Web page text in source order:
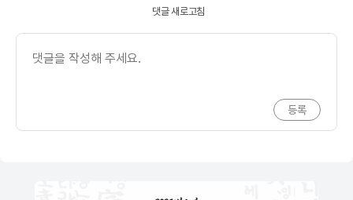
댓글 새로고침